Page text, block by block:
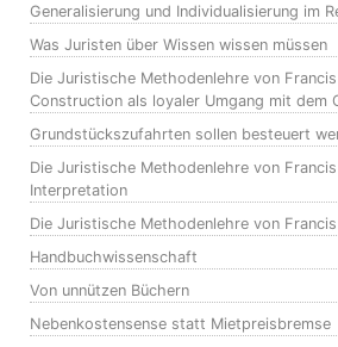
Generalisierung und Individualisierung im
Was Juristen über Wissen wissen müssen
Die Juristische Methodenlehre von
Construction als loyaler Umgang mit dem
Grundstückszufahrten sollen besteuert
Die Juristische Methodenlehre von
Interpretation
Die Juristische Methodenlehre von
Handbuchwissenschaft
Von unnützen Büchern
Nebenkostensense statt Mietpreisbremse